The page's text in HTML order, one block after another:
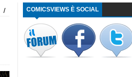
/
COMICSVIEWS È SOCIAL